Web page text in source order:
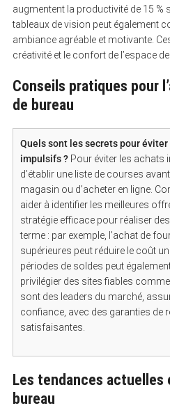
augmentent la productivité de 15 %
tableaux de vision peut également
ambiance agréable et motivante.
créativité et le confort de l’espace de
Conseils pratiques pour
de bureau
Quels sont les secrets pour
impulsifs ?Pour éviter les achats
d’établir une liste de courses
magasin ou d’acheter en ligne.
aider à identifier les meilleures
stratégie efficace pour réaliser
terme : par exemple, l’achat de
supérieures peut réduire le coût
périodes de soldes peut
privilégier des sites fiables
sont des leaders du marché,
confiance, avec des garanties de
satisfaisantes.
Les tendances actuelles
bureau